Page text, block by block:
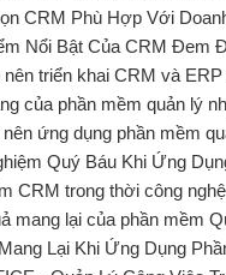
CRM Phù Hợp Với
Nổi Bật Của CRM Đem
nên triển khai CRM và
của phần mềm quản lý
ứng dụng phần mềm
Quý Báu Khi Ứng
CRM trong thời công
mang lại của phần mềm
Lại Khi Ứng Dụng